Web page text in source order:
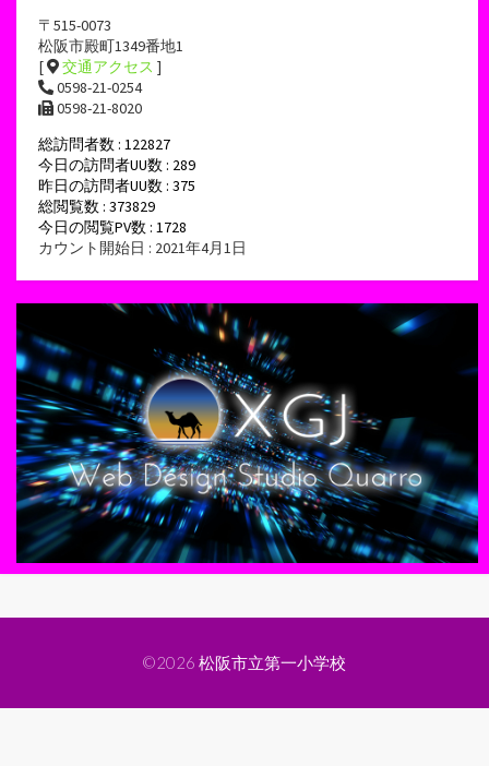
〒515-0073
松阪市殿町1349番地1
[
交通アクセス ]
0598-21-0254
0598-21-8020
総訪問者数 : 122827
今日の訪問者UU数 : 289
昨日の訪問者UU数 : 375
総閲覧数 : 373829
今日の閲覧PV数 : 1728
カウント開始日 : 2021年4月1日
©2026 松阪市立第一小学校